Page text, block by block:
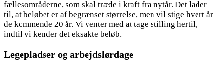
fællesområderne, som skal træde i kraft fra nytår. Det lader
til, at beløbet er af begrænset størrelse, men vil stige hvert år
de kommende 20 år. Vi venter med at tage stilling hertil,
indtil vi kender det eksakte beløb.
Legepladser og arbejdslørdage